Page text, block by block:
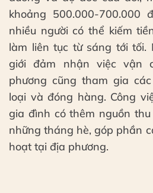
khoảng 500.000-700.000
nhiều người có thể kiếm
làm liên tục từ sáng tới tối.
giới đảm nhận việc vận
phương cũng tham gia
loại và đóng hàng. Công
gia đình có thêm nguồn
những tháng hè, góp phần
hoạt tại địa phương.